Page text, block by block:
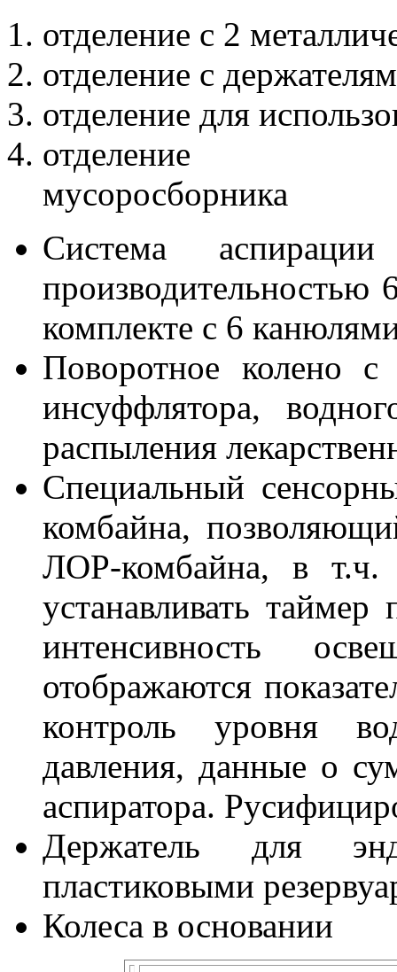
отделение с 2
отделение с
отделение для
Система
производительностью
комплекте с 6
Поворотное колено с
инсуффлятора,
распыления
Специальный
комбайна,
ЛОР-комбайна, в т.ч.
устанавливать таймер
интенсивность
отображаются
контроль уровня
давления, данные о
аспиратора.
Держатель для
пластиковыми
Колеса в основании